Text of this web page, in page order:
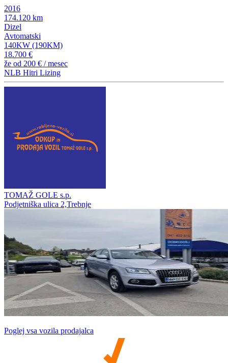
2016
174.120 km
Dizel
Avtomatski
140KW (190KM)
18.700 €
že od 200 € / mesec
NLB Hitri Lizing
TOMAŽ GOLE s.p.
Podjetniška ulica 2,Trebnje
Poglej vsa vozila prodajalca